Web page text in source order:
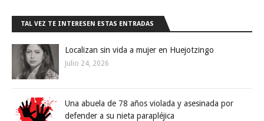
TAL VEZ TE INTERESEN ESTAS ENTRADAS
Localizan sin vida a mujer en Huejotzingo
Julio 24, 2026
Una abuela de 78 años violada y asesinada por
defender a su nieta parapléjica